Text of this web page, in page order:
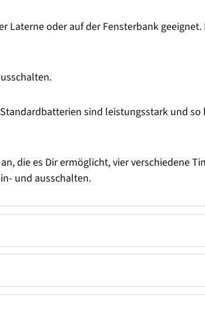
Laterne oder auf der Fensterbank
sind leistungsstark und
die es Dir ermöglicht, vier verschiedene
und ausschalten.